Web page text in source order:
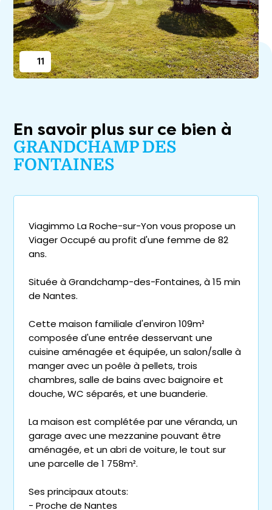
11
En savoir plus sur ce bien à
GRANDCHAMP DES
FONTAINES
Viagimmo La Roche-sur-Yon vous propose un
Viager Occupé au profit d'une femme de 82
ans.
Située à Grandchamp-des-Fontaines, à 15 min
de Nantes.
Cette maison familiale d'environ 109m²
composée d'une entrée desservant une
cuisine aménagée et équipée, un salon/salle à
manger avec un poêle à pellets, trois
chambres, salle de bains avec baignoire et
douche, WC séparés, et une buanderie.
La maison est complétée par une véranda, un
garage avec une mezzanine pouvant être
aménagée, et un abri de voiture, le tout sur
une parcelle de 1 758m².
Ses principaux atouts:
- Proche de Nantes